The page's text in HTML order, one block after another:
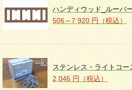
ハンディウッド_ルーバ
506～7,920 円（税込）
ステンレス・ライトコー
2,046 円（税込）